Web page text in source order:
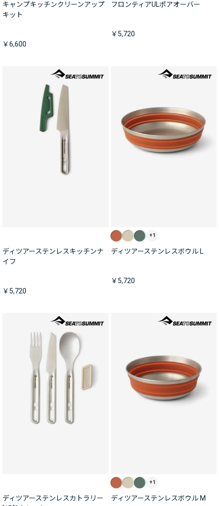
キャンプキッチンクリーンアップ
キット
￥6,600
フロンティアULポアオーバー
￥5,720
ディツアーステンレスキッチンナ
イフ
￥5,720
+1
ディツアーステンレスボウル L
￥5,720
ディツアーステンレスカトラリー
+1
ディツアーステンレスボウル M